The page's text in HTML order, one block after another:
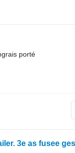
porté
3e as fusee